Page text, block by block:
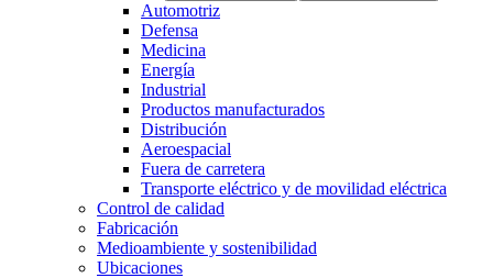
Automotriz
Defensa
Medicina
Energía
Industrial
Productos manufacturados
Distribución
Aeroespacial
Fuera de carretera
Transporte eléctrico y de movilidad eléctrica
Control de calidad
Fabricación
Medioambiente y sostenibilidad
Ubicaciones